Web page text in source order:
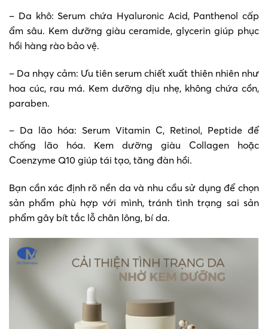
– Da khô: Serum chứa Hyaluronic Acid, Panthenol cấp
ẩm sâu. Kem dưỡng giàu ceramide, glycerin giúp phục
hồi hàng rào bảo vệ.
– Da nhạy cảm: Ưu tiên serum chiết xuất thiên nhiên như
hoa cúc, rau má. Kem dưỡng dịu nhẹ, không chứa cồn,
paraben.
– Da lão hóa: Serum Vitamin C, Retinol, Peptide để
chống lão hóa. Kem dưỡng giàu Collagen hoặc
Coenzyme Q10 giúp tái tạo, tăng đàn hồi.
Bạn cần xác định rõ nền da và nhu cầu sử dụng để chọn
sản phẩm phù hợp với mình, tránh tình trạng sai sản
phẩm gây bít tắc lỗ chân lông, bí da.